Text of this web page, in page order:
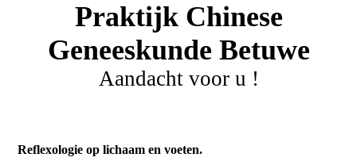
Praktijk Chinese
Geneeskunde Betuwe
Aandacht voor u !
Reflexologie op lichaam en voeten.